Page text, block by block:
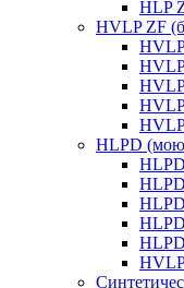
HLP
HVLP ZF
HLPD